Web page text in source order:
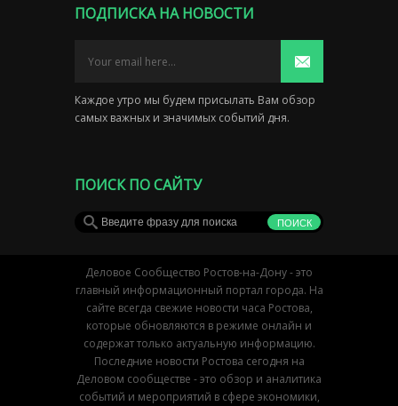
ПОДПИСКА НА НОВОСТИ
Каждое утро мы будем присылать Вам обзор
самых важных и значимых событий дня.
ПОИСК ПО САЙТУ
Деловое Сообщество Ростов-на-Дону - это
главный информационный портал города. На
сайте всегда свежие новости часа Ростова,
которые обновляются в режиме онлайн и
содержат только актуальную информацию.
Последние новости Ростова сегодня на
Деловом сообществе - это обзор и аналитика
событий и мероприятий в сфере экономики,